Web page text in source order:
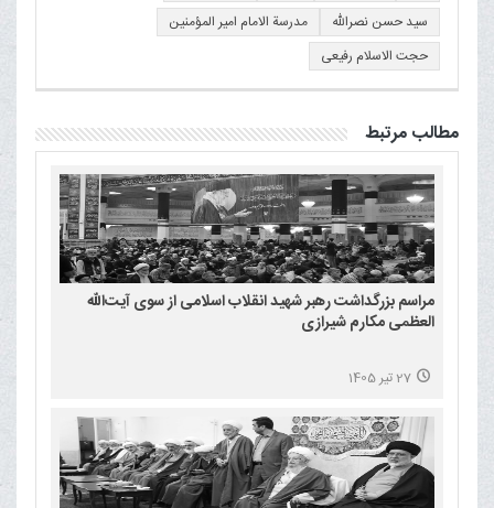
سید حسن نصرالله
مدرسة الامام امیر المؤمنین
حجت الاسلام رفیعی
مطالب مرتبط
مراسم بزرگداشت رهبر شهید انقلاب اسلامی از سوی آیت‌الله
العظمی مکارم شیرازی
27 تیر 1405